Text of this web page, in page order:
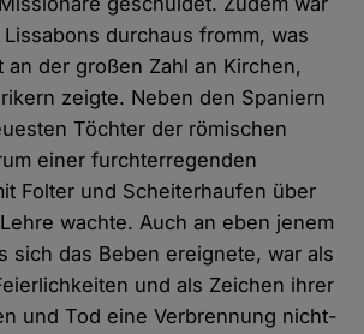
durchaus fromm, was
an der großen Zahl an Kirchen,
zeigte. Neben den Spaniern
Töchter der römischen
einer furchterregenden
Folter und Scheiterhaufen über
wachte. Auch an eben jenem
sich das Beben ereignete, war als
und als Zeichen ihrer
und Tod eine Verbrennung nicht-